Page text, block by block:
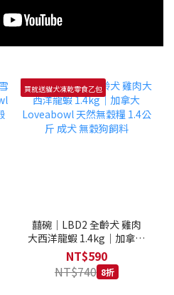
買就送貓犬凍乾零食乙包
囍碗｜LBD2 全齡犬 雞肉
大西洋龍蝦 1.4kg｜加拿大
Loveabowl 天然無穀糧
1.4公斤 成犬 無穀狗飼料
NT$590
NT$740 8折